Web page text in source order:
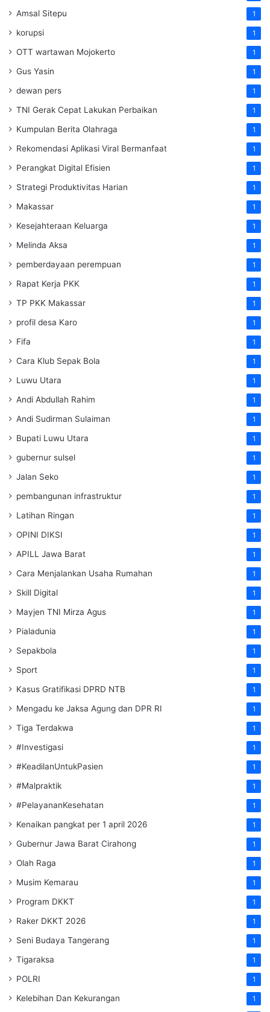
Amsal Sitepu 1
korupsi 1
OTT wartawan Mojokerto 1
Gus Yasin 1
dewan pers 1
TNI Gerak Cepat Lakukan Perbaikan 1
Kumpulan Berita Olahraga 1
Rekomendasi Aplikasi Viral Bermanfaat 1
Perangkat Digital Efisien 1
Strategi Produktivitas Harian 1
Makassar 1
Kesejahteraan Keluarga 1
Melinda Aksa 1
pemberdayaan perempuan 1
Rapat Kerja PKK 1
TP PKK Makassar 1
profil desa Karo 1
Fifa 1
Cara Klub Sepak Bola 1
Luwu Utara 1
Andi Abdullah Rahim 1
Andi Sudirman Sulaiman 1
Bupati Luwu Utara 1
gubernur sulsel 1
Jalan Seko 1
pembangunan infrastruktur 1
Latihan Ringan 1
OPINI DIKSI 1
APILL Jawa Barat 1
Cara Menjalankan Usaha Rumahan 1
Skill Digital 1
Mayjen TNI Mirza Agus 1
Pialadunia 1
Sepakbola 1
Sport 1
Kasus Gratifikasi DPRD NTB 1
Mengadu ke Jaksa Agung dan DPR RI 1
Tiga Terdakwa 1
#Investigasi 1
#KeadilanUntukPasien 1
#Malpraktik 1
#PelayananKesehatan 1
Kenaikan pangkat per 1 april 2026 1
Gubernur Jawa Barat Cirahong 1
Olah Raga 1
Musim Kemarau 1
Program DKKT 1
Raker DKKT 2026 1
Seni Budaya Tangerang 1
Tigaraksa 1
POLRI 1
Kelebihan Dan Kekurangan 1